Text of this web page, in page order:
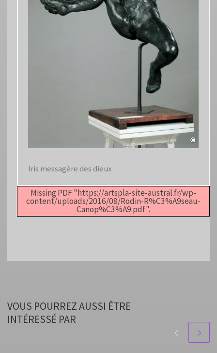
Iris messagère des dieux
Missing PDF "https://artspla-site-austral.fr/wp-
content/uploads/2016/08/Rodin-R%C3%A9seau-
Canop%C3%A9.pdf".
VOUS POURREZ AUSSI ÊTRE
INTÉRESSÉ PAR